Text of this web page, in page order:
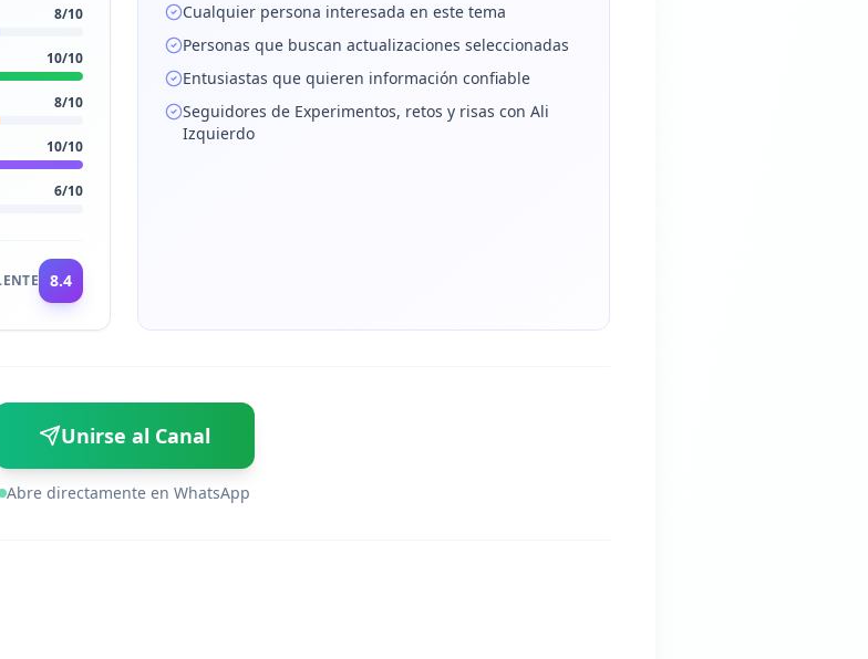
8/10
10/10
8/10
10/10
6/10
8.4
Cualquier persona interesada en este tema
Personas que buscan actualizaciones seleccionadas
Entusiastas que quieren información confiable
Seguidores de Experimentos, retos y risas con Ali
Izquierdo
Unirse al Canal
Abre directamente en WhatsApp